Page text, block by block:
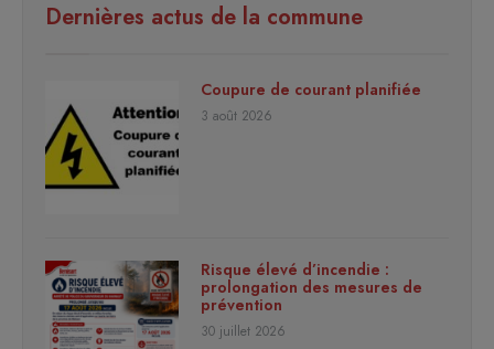
Dernières actus de la commune
Coupure de courant planifiée
3 août 2026
Risque élevé d’incendie :
prolongation des mesures de
prévention
30 juillet 2026